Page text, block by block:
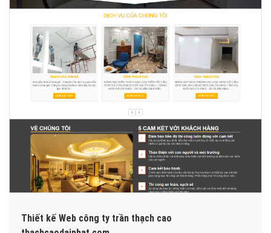
Thiết kế Web công ty trần thạch cao